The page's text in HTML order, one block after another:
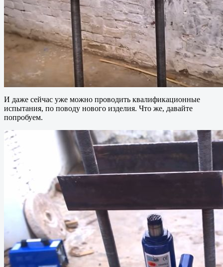
И даже сейчас уже можно проводить квалификационные
испытания, по поводу нового изделия. Что же, давайте
попробуем.